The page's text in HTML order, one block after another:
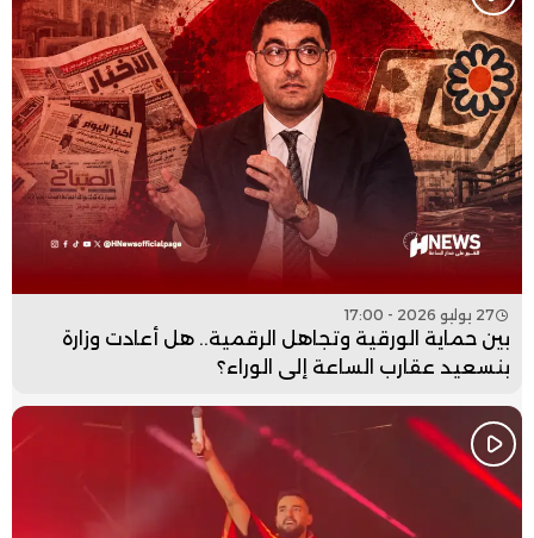
27 يوليو 2026 - 17:00
بين حماية الورقية وتجاهل الرقمية.. هل أعادت وزارة
بنسعيد عقارب الساعة إلى الوراء؟